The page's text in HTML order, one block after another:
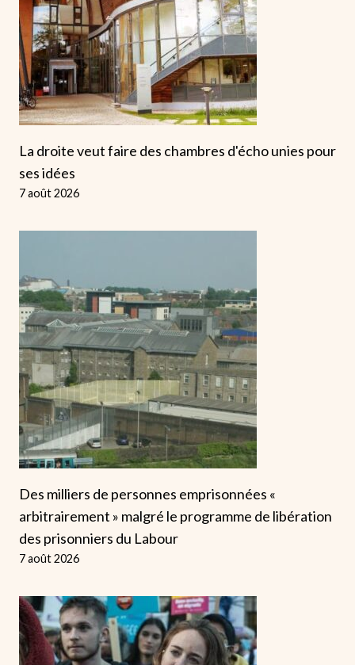
La droite veut faire des chambres d'écho unies pour
ses idées
7 août 2026
Des milliers de personnes emprisonnées «
arbitrairement » malgré le programme de libération
des prisonniers du Labour
7 août 2026